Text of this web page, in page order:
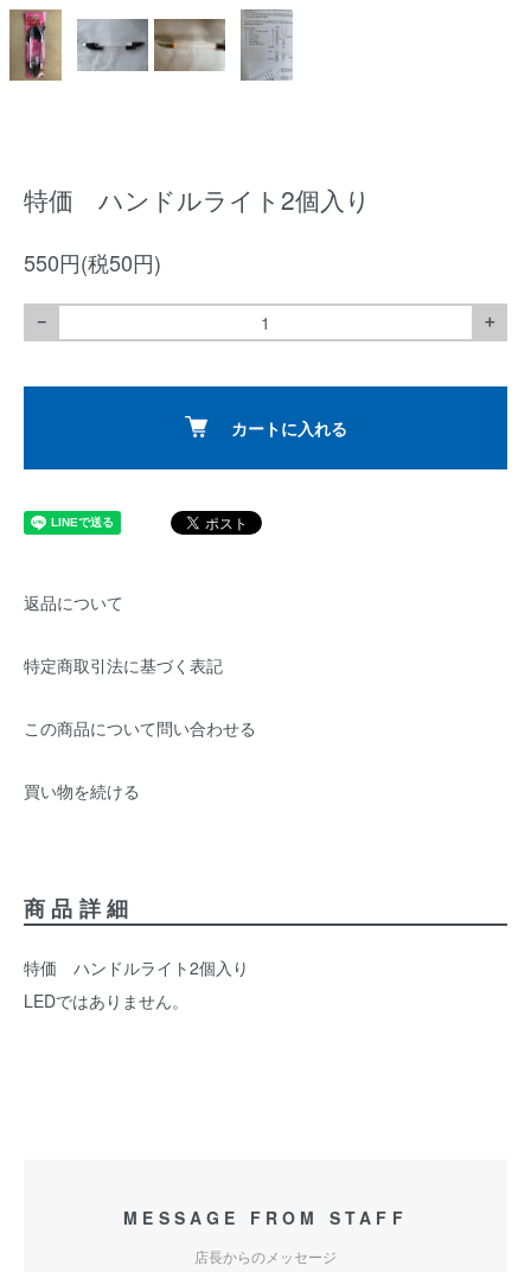
特価 ハンドルライト2個入り
550円(税50円)
－ ＋
カートに入れる
返品について
特定商取引法に基づく表記
この商品について問い合わせる
買い物を続ける
商品詳細
特価 ハンドルライト2個入り
LEDではありません。
MESSAGE FROM STAFF
店長からのメッセージ